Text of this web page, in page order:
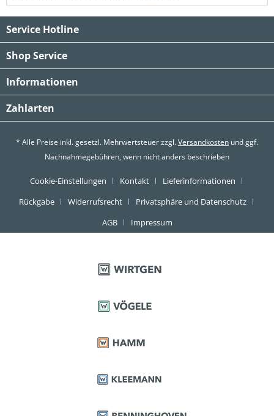
Service Hotline
Shop Service
Informationen
Zahlarten
* Alle Preise inkl. gesetzl. Mehrwertsteuer zzgl.Versandkosten und ggf.
Nachnahmegebühren, wenn nicht anders beschrieben
Cookie-Einstellungen Kontakt
Lieferinformationen
Rückgabe
Widerrufsrecht
Privatsphäre und Datenschutz
AGB
Impressum